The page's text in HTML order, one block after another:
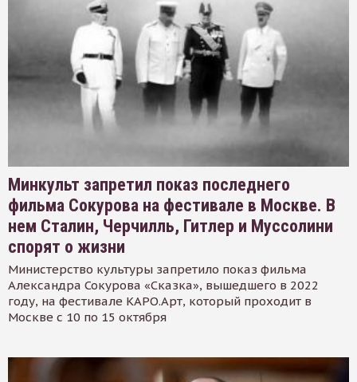
Минкульт запретил показ последнего
фильма Сокурова на фестивале в Москве. В
нем Сталин, Черчилль, Гитлер и Муссолини
спорят о жизни
Министерство культуры запретило показ фильма
Александра Сокурова «Сказка», вышедшего в 2022
году, на фестивале КАРО.Арт, который проходит в
Москве с 10 по 15 октября